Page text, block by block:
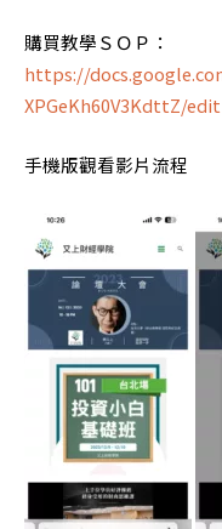
購買教學ＳＯＰ：
https://
XPGeKh60V3KdttZ/edit
手機版觀看影片流程